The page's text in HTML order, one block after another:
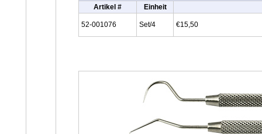
Artikel # Einheit
52-001076 Set/4 €15,50